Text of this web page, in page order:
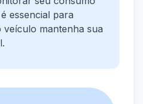
essencial para
veículo mantenha sua